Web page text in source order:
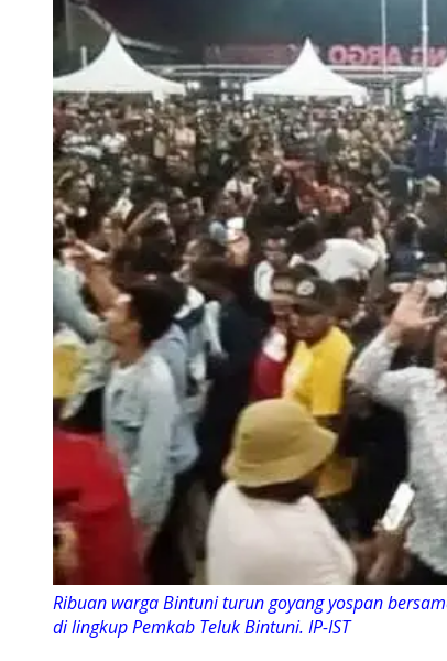
Ribuan warga Bintuni turun goyang yospan
di lingkup Pemkab Teluk Bintuni. IP-IST